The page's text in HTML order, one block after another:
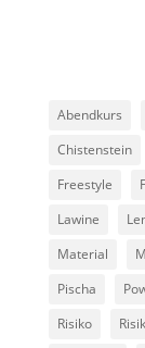
Abendkurs
Chistenstein
Freestyle
Lawine
Material
Pischa
Risiko